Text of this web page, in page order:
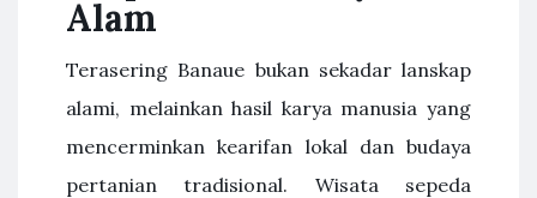
Alam
Terasering Banaue bukan sekadar lanskap
alami, melainkan hasil karya manusia yang
mencerminkan kearifan lokal dan budaya
pertanian tradisional. Wisata sepeda